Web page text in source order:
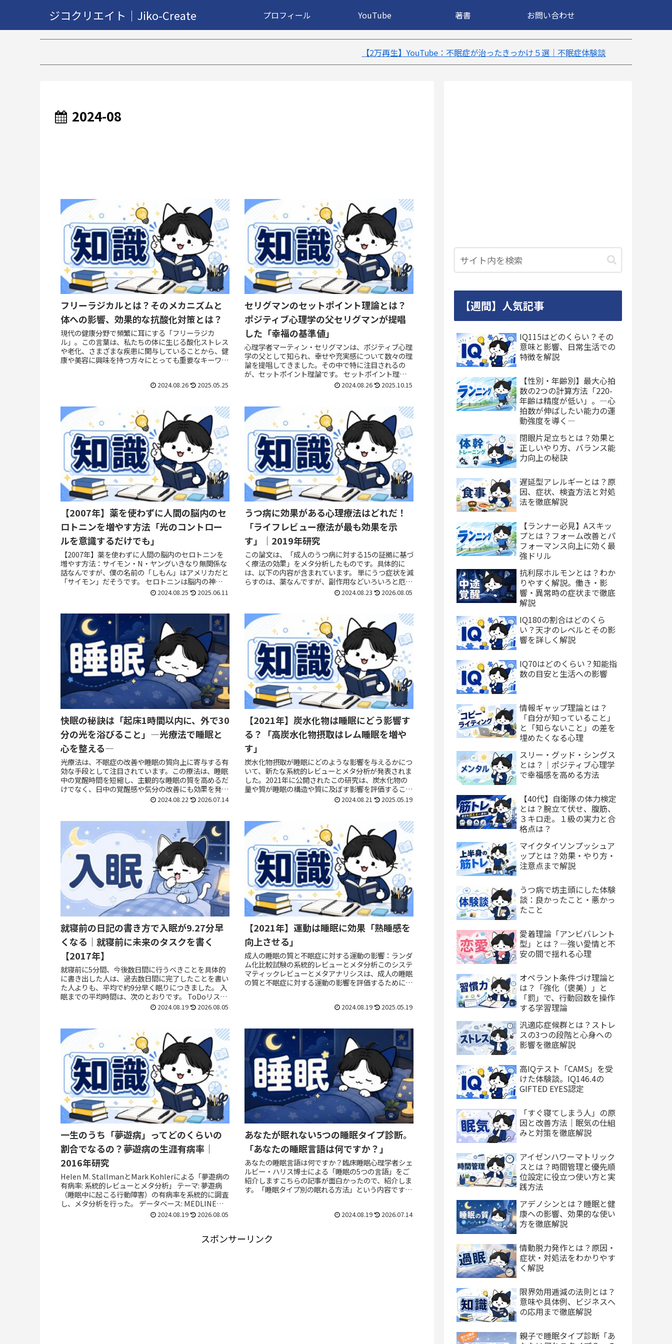
ジコクリエイト｜Jiko-Create プロフィール YouTube 著書 お問い合わせ
【2万再生】YouTube：不眠症が治ったきっかけ５選｜不眠症体験談 【18万再生】YouTube：うつ病が治っ
2024-08
フリーラジカルとは？そのメカニズムと
体への影響、効果的な抗酸化対策とは？
現代の健康分野で頻繁に耳にする「フリーラジカ
ル」。この言葉は、私たちの体に生じる酸化ストレス
や老化、さまざまな疾患に関与していることから、健
康や美容に興味を持つ方々にとっても重要なキーワー
2024.08.26 2025.05.25
セリグマンのセットポイント理論とは？
ポジティブ心理学の父セリグマンが提唱
した「幸福の基準値」
心理学者マーティン・セリグマンは、ポジティブ心理
学の父として知られ、幸せや充実感について数々の理
論を提唱してきました。その中で特に注目されるの
が、セットポイント理論です。 セットポイント理論
は、幸福感や満足度が人それぞれ異なる「基準点」に
2024.08.26 2025.10.15
【2007年】薬を使わずに人間の脳内のセ
ロトニンを増やす方法「光のコントロー
ルを意識するだけでも」
【2007年】薬を使わずに人間の脳内のセロトニンを
増やす方法：サイモン・N・ヤングいきなり無関係な
話なんですが、僕の名前の「しもん」はアメリカだと
「サイモン」だそうです。 セロトニンは脳内の神経伝
達物質で、感情や気分の調整に重要な役割を果た...
2024.08.25 2025.06.11
うつ病に効果がある心理療法はどれだ！
「ライフレビュー療法が最も効果を示
す」｜2019年研究
この論文は、「成人のうつ病に対する15の証拠に基づ
く療法の効果」をメタ分析したものです。具体的に
は、以下の内容が含まれています。 単にうつ症状を減
らすのは、薬なんですが、副作用などいろいろと厄介
なので心理療法は取り入れたいですよね。元うつ病...
2024.08.23 2026.08.05
快眠の秘訣は「起床1時間以内に、外で30
分の光を浴びること」―光療法で睡眠と
心を整える―
光療法は、不眠症の改善や睡眠の質向上に寄与する有
効な手段として注目されています。この療法は、睡眠
中の覚醒時間を短縮し、主観的な睡眠の質を高めるだ
けでなく、日中の覚醒感や気分の改善にも効果を発揮
します。本記事では、光療法の具体的な効果とその
2024.08.22 2026.07.14
【2021年】炭水化物は睡眠にどう影響す
る？「高炭水化物摂取はレム睡眠を増や
す」
炭水化物摂取が睡眠にどのような影響を与えるかにつ
いて、新たな系統的レビューとメタ分析が発表されま
した。2021年に公開されたこの研究は、炭水化物の
量や質が睡眠の構造や質に及ぼす影響を評価すること
を目的としており、その結果は多くの人々にとって...
2024.08.21 2025.05.19
就寝前の日記の書き方で入眠が9.27分早
くなる｜就寝前に未来のタスクを書く
【2017年】
就寝前に5分間、今後数日間に行うべきことを具体的
に書き出した人は、過去数日間に完了したことを書い
た人よりも、平均で約9分早く眠りにつきました。 入
眠までの平均時間は、次のとおりです。 ToDoリスト
を書いたグループ：15.82分 完了済みリ...
2024.08.19 2026.08.05
【2021年】運動は睡眠に効果「熟睡感を
向上させる」
成人の睡眠の質と不眠症に対する運動の影響：ランダ
ム化比較試験の系統的レビューとメタ分析このシステ
マティックレビューとメタアナリシスは、成人の睡眠
の質と不眠症に対する運動の影響を評価するために実
2024.08.19 2025.05.19
一生のうち「夢遊病」ってどのくらいの
割合でなるの？夢遊病の生涯有病率｜
2016年研究
Helen M. StallmanとMark Kohlerによる「夢遊病の
有病率: 系統的レビューとメタ分析」 テーマ: 夢遊病
（睡眠中に起こる行動障害）の有病率を系統的に調査
し、メタ分析を行った。 データベース: MEDLINE、
2024.08.19 2026.08.05
あなたが眠れない5つの睡眠タイプ診断。
「あなたの睡眠言語は何ですか？」
あなたの睡眠言語は何ですか？臨床睡眠心理学者シェ
ルビー・ハリス博士による「睡眠の5つの言語」をご
紹介しますこちらの記事が面白かったので、紹介しま
す。「睡眠タイプ別の眠れる方法」という内容です。
2024.08.19 2026.07.14
スポンサーリンク
【週間】人気記事
IQ115はどのくらい？その
意味と影響、日常生活での
特徴を解説
【性別・年齢別】最大心拍
数の2つの計算方法「220-
年齢は精度が低い」。―心
拍数が伸ばしたい能力の運
動強度を導く―
閉眼片足立ちとは？効果と
正しいやり方、バランス能
力向上の秘訣
遅延型アレルギーとは？原
因、症状、検査方法と対処
法を徹底解説
【ランナー必見】Aスキッ
プとは？フォーム改善とパ
フォーマンス向上に効く最
強ドリル
抗利尿ホルモンとは？わか
りやすく解説。働き・影
響・異常時の症状まで徹底
解説
IQ180の割合はどのくら
い？天才のレベルとその影
響を詳しく解説
IQ70はどのくらい？知能指
数の目安と生活への影響
情報ギャップ理論とは？
「自分が知っていること」
と「知らないこと」の差を
埋めたくなる心理
スリー・グッド・シングス
とは？｜ポジティブ心理学
で幸福感を高める方法
【40代】自衛隊の体力検定
とは？腕立て伏せ、腹筋、
３キロ走。１級の実力と合
格点は？
マイクタイソンプッシュア
ップとは？効果・やり方・
注意点まで解説
うつ病で坊主頭にした体験
談：良かったこと・悪かっ
たこと
愛着理論「アンビバレント
型」とは？—強い愛情と不
安の間で揺れる心理
オペラント条件づけ理論と
は？「強化（褒美）」と
「罰」で、行動回数を操作
する学習理論
汎適応症候群とは？ストレ
スの3つの段階と心身への
影響を徹底解説
高IQテスト「CAMS」を受
けた体験談。IQ146.4の
GIFTED EYES認定
「すぐ寝てしまう人」の原
因と改善方法｜眠気の仕組
みと対策を徹底解説
アイゼンハワーマトリック
スとは？時間管理と優先順
位設定に役立つ使い方と実
践方法
アデノシンとは？睡眠と健
康への影響、効果的な使い
方を徹底解説
情動脱力発作とは？原因・
症状・対処法をわかりやす
く解説
限界効用逓減の法則とは？
意味や具体例、ビジネスへ
の応用まで徹底解説
親子で睡眠タイプ診断「あ